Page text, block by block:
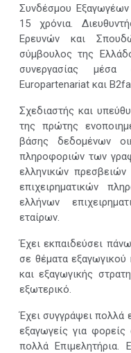
Συνδέσμου
15 χρόνια.
Ερευνών και
σύμβουλος της
συνεργασίας μέσα
Europartenariat και
Σχεδιαστής και
της πρώτης
βάσης δεδομένων
πληροφοριών των
ελληνικών
επιχειρηματικών
ελλήνων
εταίρων.
Έχει εκπαιδεύσει
σε θέματα
και εξαγωγικής
εξωτερικό.
Έχει συγγράψει πολλά
εξαγωγείς για
πολλά Επιμελητήρια.